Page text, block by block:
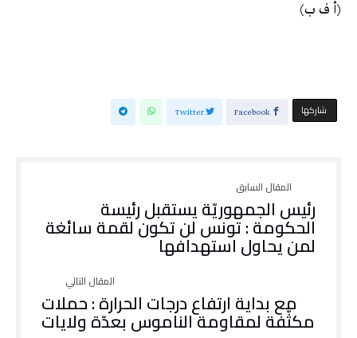
(أ ف ب)
‫‫ شاركها‬ Facebook
Twitter
رئيس الجمهوريّة يستقبل رئيسة
الحكومة : تونس لن تكون لقمة سائغة
لمن يحاول استهدافها
مع بداية ارتفاع درجات الحرارة : حملات
مكثّفة لمقاومة الناموس بعدّة ولايات